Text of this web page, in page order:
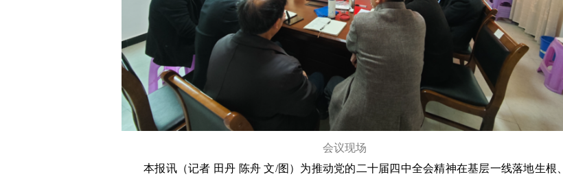
会议现场
本报讯（记者 田丹 陈舟 文/图）为推动党的二十届四中全会精神在基层一线落地生根、